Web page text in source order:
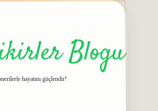
Blogu
hayatını güçlendir!